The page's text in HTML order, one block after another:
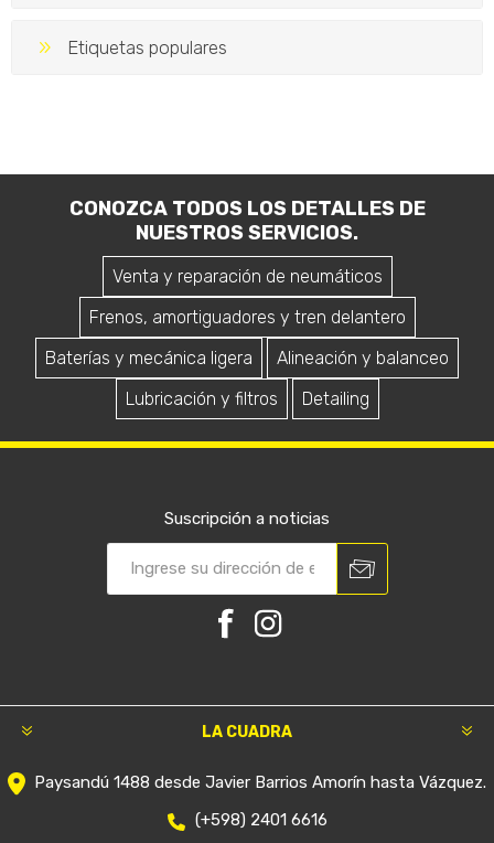
Etiquetas populares
CONOZCA TODOS LOS DETALLES DE
NUESTROS SERVICIOS.
Venta y reparación de neumáticos
Frenos, amortiguadores y tren delantero
Baterías y mecánica ligera
Alineación y balanceo
Lubricación y filtros
Detailing
Suscripción a noticias
LA CUADRA
Paysandú 1488 desde Javier Barrios Amorín hasta Vázquez.
(+598) 2401 6616